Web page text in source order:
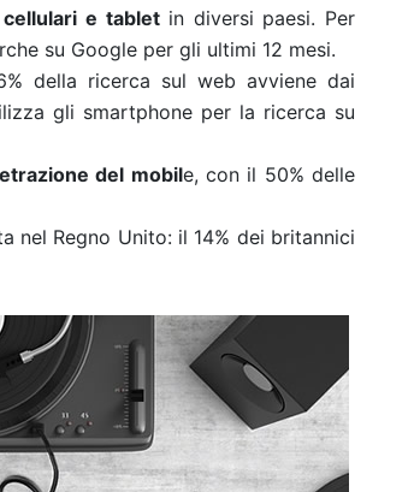
e tabletin diversi paesi. Per
su Google per gli ultimi 12 mesi.
della ricerca sul web avviene dai
gli smartphone per la ricerca su
del mobile, con il 50% delle
nel Regno Unito: il 14% dei britannici